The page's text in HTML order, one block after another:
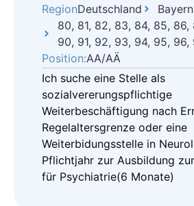
RegionDeutschland
Bayern
80, 81, 82, 83, 84, 85, 86,
90, 91, 92, 93, 94, 95, 96,
Position:AA/AÄ
Ich suche eine Stelle als
sozialvererungspflichtige
Weiterbeschäftigung nach
Regelaltersgrenze oder eine
Weiterbidungsstelle in
Pflichtjahr zur Ausbildung
für Psychiatrie(6 Monate)